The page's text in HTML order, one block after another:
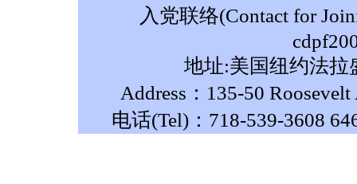
入党联络(Contact for
地址:美国纽约法拉
Address：135-50
电话(Tel)：718-539-3608